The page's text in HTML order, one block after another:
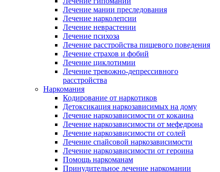
Лечение мании преследования
Лечение нарколепсии
Лечение неврастении
Лечение психоза
Лечение расстройства пищевого поведения
Лечение страхов и фобий
Лечение циклотимии
Лечение тревожно-депрессивного
расстройства
Наркомания
Кодирование от наркотиков
Детоксикация наркозависимых на дому
Лечение наркозависимости от кокаина
Лечение наркозависимости от мефедрона
Лечение наркозависимости от солей
Лечение спайсовой наркозависимости
Лечение наркозависимости от героина
Помощь наркоманам
Принудительное лечение наркомании